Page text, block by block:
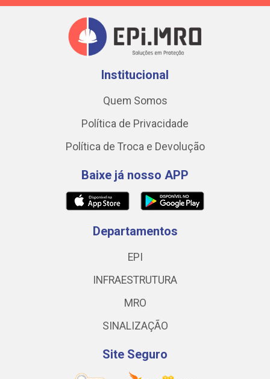
Institucional
Quem Somos
Política de Privacidade
Política de Troca e Devolução
Baixe já nosso APP
Departamentos
EPI
INFRAESTRUTURA
MRO
SINALIZAÇÃO
Site Seguro